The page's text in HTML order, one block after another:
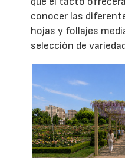
conocer las
hojas y follajes
selección de